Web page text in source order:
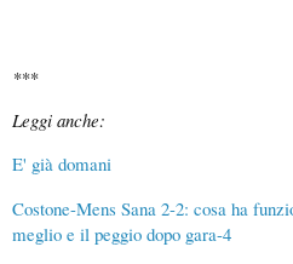
***
Leggi anche:
E' già domani
Costone-Mens Sana 2-2: cosa ha
meglio e il peggio dopo gara-4